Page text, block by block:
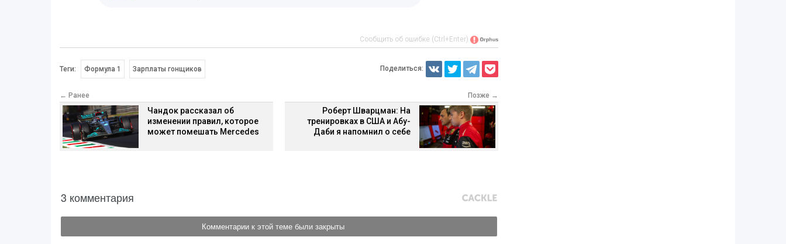
Сообщить об ошибке (Ctrl+Enter)
Теги: Формула 1 Зарплаты гонщиков Поделиться:
← Ранее
Чандок рассказал об
изменении правил, которое
может помешать Mercedes
Позже →
Роберт Шварцман: На
тренировках в США и Абу-
Даби я напомнил о себе
3 комментария
Комментарии к этой теме были закрыты